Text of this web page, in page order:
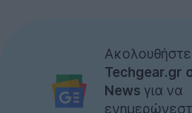
Techgear.gr
News για να